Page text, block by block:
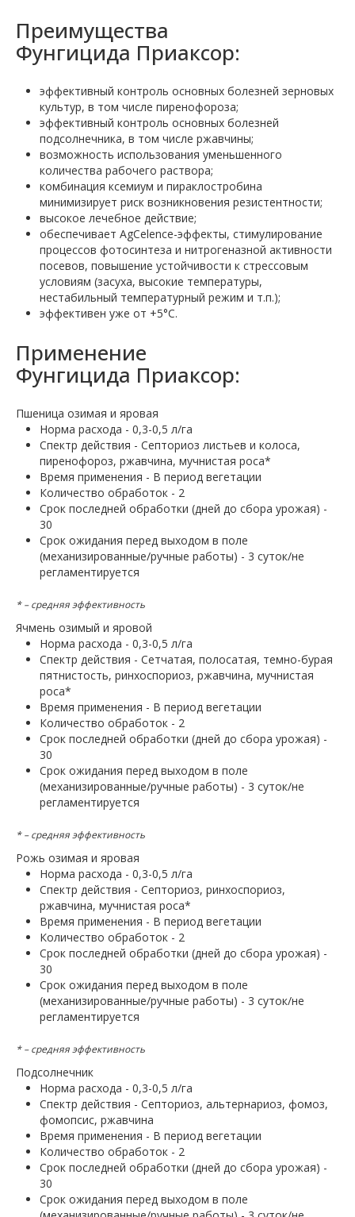
Преимущества
Фунгицида Приаксор:
эффективный контроль основных болезней зерновых
культур, в том числе пиренофороза;
эффективный контроль основных болезней
подсолнечника, в том числе ржавчины;
возможность использования уменьшенного
количества рабочего раствора;
комбинация ксемиум и пираклостробина
минимизирует риск возникновения резистентности;
высокое лечебное действие;
обеспечивает AgCelence-эффекты, стимулирование
процессов фотосинтеза и нитрогеназной активности
посевов, повышение устойчивости к стрессовым
условиям (засуха, высокие температуры,
нестабильный температурный режим и т.п.);
эффективен уже от +5°С.
Применение
Фунгицида Приаксор:
Пшеница озимая и яровая
Норма расхода - 0,3-0,5 л/га
Спектр действия - Септориоз листьев и колоса,
пиренофороз, ржавчина, мучнистая роса*
Время применения - В период вегетации
Количество обработок - 2
Срок последней обработки (дней до сбора урожая) -
30
Срок ожидания перед выходом в поле
(механизированные/ручные работы) - 3 суток/не
регламентируется
* – средняя эффективность
Ячмень озимый и яровой
Норма расхода - 0,3-0,5 л/га
Спектр действия - Сетчатая, полосатая, темно-бурая
пятнистость, ринхоспориоз, ржавчина, мучнистая
роса*
Время применения - В период вегетации
Количество обработок - 2
Срок последней обработки (дней до сбора урожая) -
30
Срок ожидания перед выходом в поле
(механизированные/ручные работы) - 3 суток/не
регламентируется
* – средняя эффективность
Рожь озимая и яровая
Норма расхода - 0,3-0,5 л/га
Спектр действия - Септориоз, ринхоспориоз,
ржавчина, мучнистая роса*
Время применения - В период вегетации
Количество обработок - 2
Срок последней обработки (дней до сбора урожая) -
30
Срок ожидания перед выходом в поле
(механизированные/ручные работы) - 3 суток/не
регламентируется
* – средняя эффективность
Подсолнечник
Норма расхода - 0,3-0,5 л/га
Спектр действия - Септориоз, альтернариоз, фомоз,
фомопсис, ржавчина
Время применения - В период вегетации
Количество обработок - 2
Срок последней обработки (дней до сбора урожая) -
30
Срок ожидания перед выходом в поле